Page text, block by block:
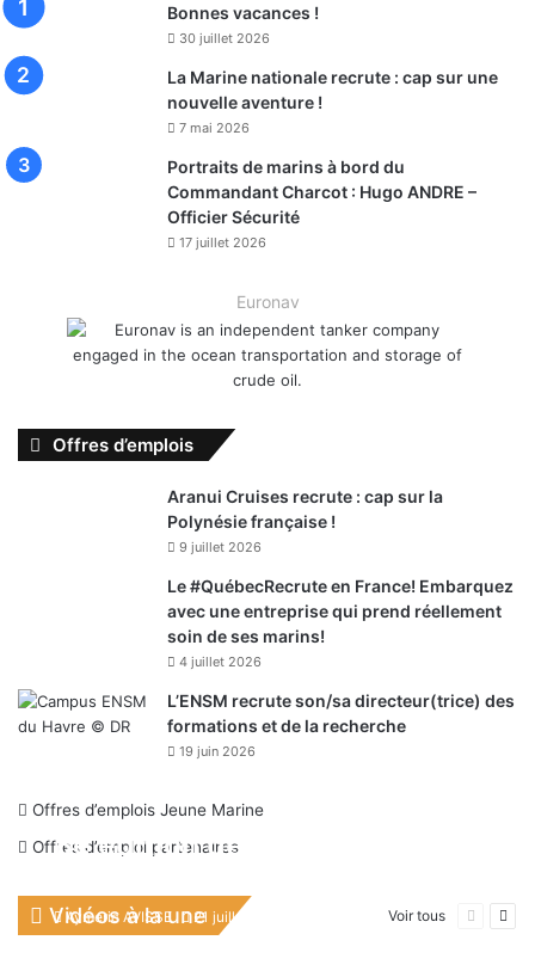
Bonnes vacances !
30 juillet 2026
La Marine nationale recrute : cap sur une
nouvelle aventure !
7 mai 2026
Portraits de marins à bord du
Commandant Charcot : Hugo ANDRE –
Officier Sécurité
17 juillet 2026
Euronav
Offres d’emplois
Aranui Cruises recrute : cap sur la
Polynésie française !
9 juillet 2026
Le #QuébecRecrute en France! Embarquez
avec une entreprise qui prend réellement
soin de ses marins!
4 juillet 2026
L’ENSM recrute son/sa directeur(trice) des
formations et de la recherche
19 juin 2026
Offres d’emplois Jeune Marine
Offres d’emploi partenaires
Vidéos à la une Voir tous
Page
8e édition de la fête de la mer
conférence sur l’adaptation
Aymeric AVISSE 21 juillet 2026